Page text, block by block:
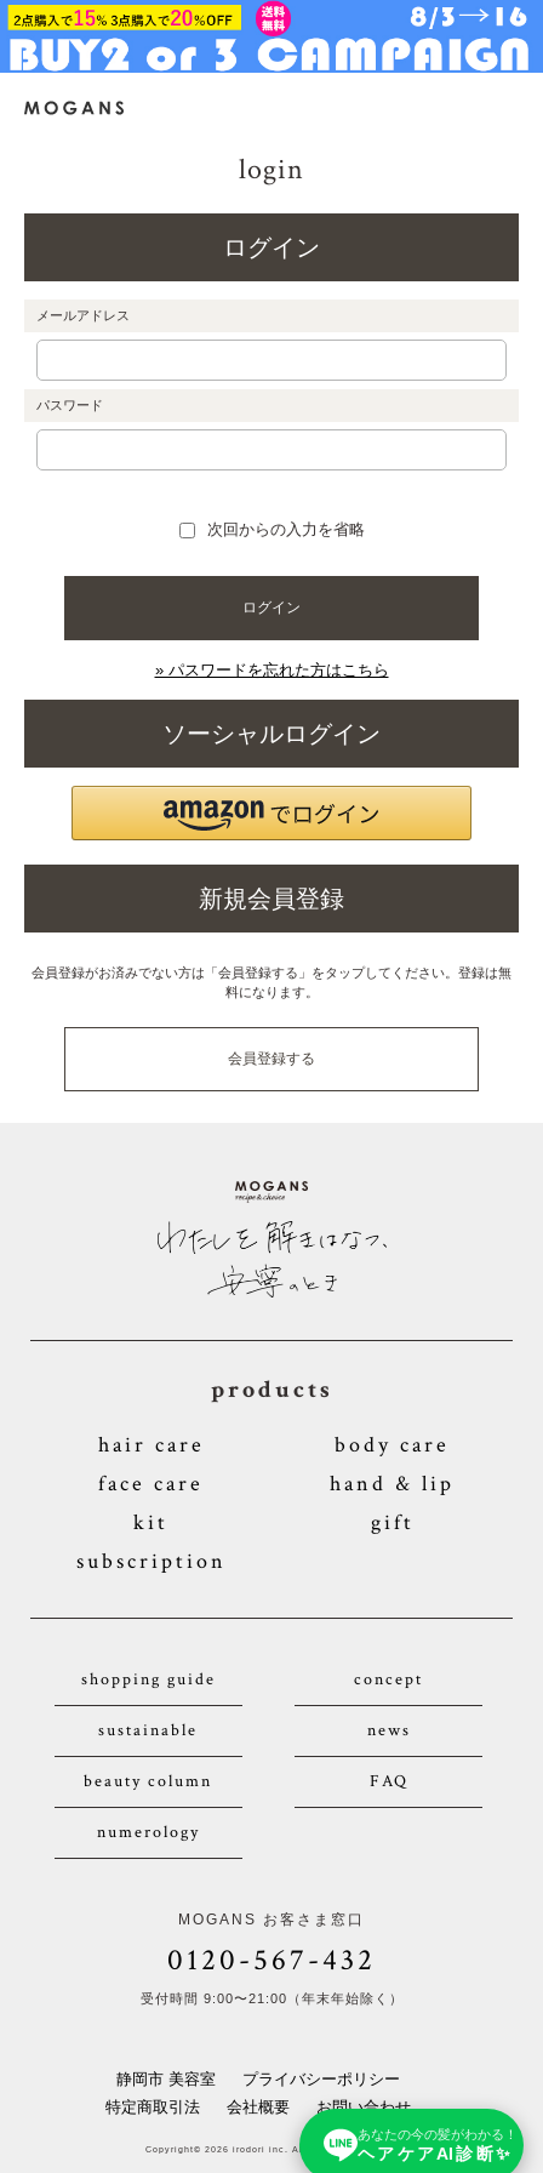
あなたの今の髪がわかる！
ヘアケアAI診断✨
login
ログイン
メールアドレス
パスワード
次回からの入力を省略
ログイン
» パスワードを忘れた方はこちら
ソーシャルログイン
新規会員登録
会員登録がお済みでない方は「会員登録する」をタップしてください。登録は無
料になります。
会員登録する
products
hair care
body care
face care
hand & lip
kit
gift
subscription
shopping guide concept
sustainable news
beauty column FAQ
numerology
MOGANS お客さま窓口
0120-567-432
受付時間 9:00〜21:00（年末年始除く）
静岡市 美容室
プライバシーポリシー
特定商取引法
会社概要 お問い合わせ
Copyright© 2026 irodori inc. All Rights Reserved.